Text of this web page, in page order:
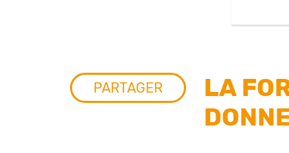
PARTAGER
LA